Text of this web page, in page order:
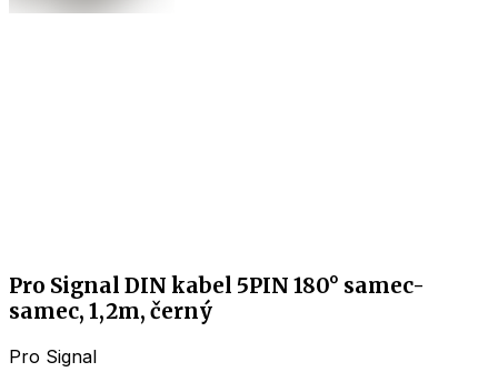
Pro Signal DIN kabel 5PIN 180° samec-
samec, 1,2m, černý
Pro Signal